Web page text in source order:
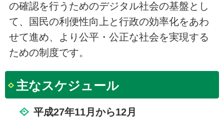
の確認を行うためのデジタル社会の基盤とし
て、国民の利便性向上と行政の効率化をあわ
せて進め、より公平・公正な社会を実現する
ための制度です。
主なスケジュール
平成27年11月から12月